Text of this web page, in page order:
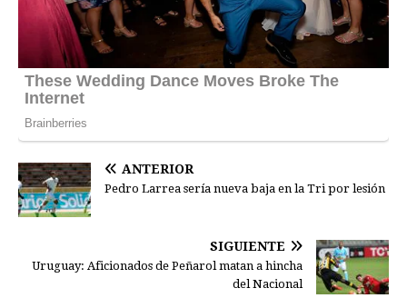
ANTERIOR
Pedro Larrea sería nueva baja en la Tri por lesión
SIGUIENTE
Uruguay: Aficionados de Peñarol matan a hincha
del Nacional